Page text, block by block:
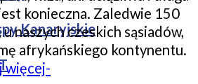
Kanaryjskie
konieczna. Zaledwie 150
naszych czeskich sąsiadów,
afrykańskiego kontynentu.
więcej-